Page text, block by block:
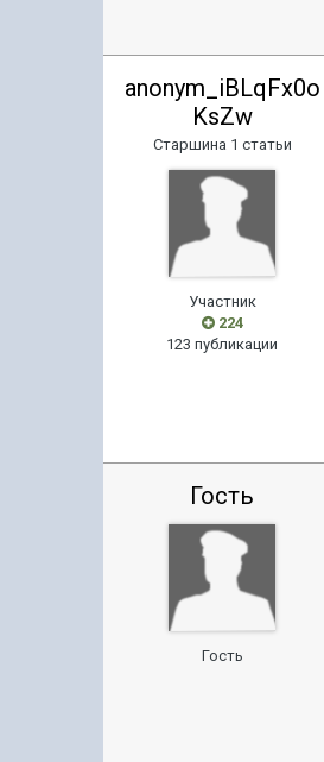
anonym_iBLqFx0o
KsZw
Старшина 1 статьи
Участник
224
123 публикации
Гость
Гость